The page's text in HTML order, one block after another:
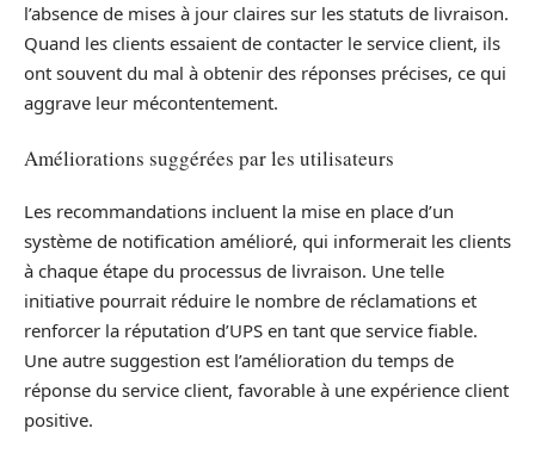
l’absence de mises à jour claires sur les statuts de livraison.
Quand les clients essaient de contacter le service client, ils
ont souvent du mal à obtenir des réponses précises, ce qui
aggrave leur mécontentement.
Améliorations suggérées par les utilisateurs
Les recommandations incluent la mise en place d’un
système de notification amélioré, qui informerait les clients
à chaque étape du processus de livraison. Une telle
initiative pourrait réduire le nombre de réclamations et
renforcer la réputation d’UPS en tant que service fiable.
Une autre suggestion est l’amélioration du temps de
réponse du service client, favorable à une expérience client
positive.